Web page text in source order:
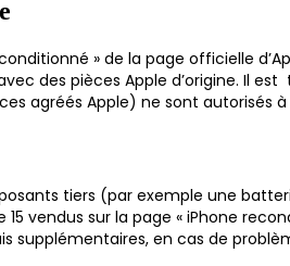
» de la page officielle
des pièces Apple d’origine. Il est
agréés Apple) ne sont autorisés
tiers (par exemple une
vendus sur la page « iPhone
supplémentaires, en cas de